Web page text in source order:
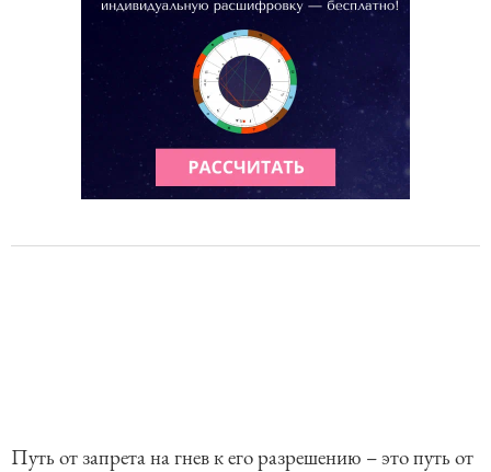
Путь от запрета на гнев к его разрешению – это путь от